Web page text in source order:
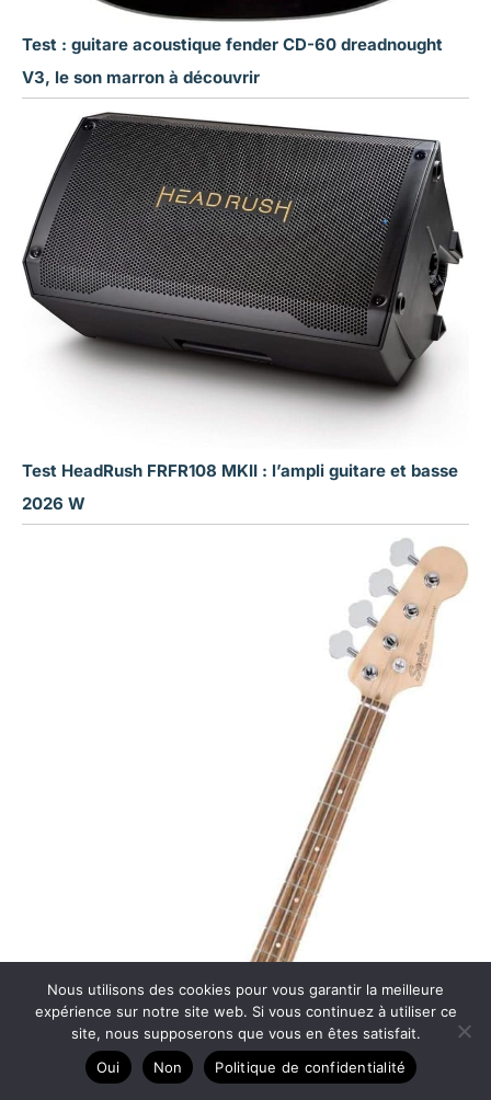
Test : guitare acoustique fender CD-60 dreadnought
V3, le son marron à découvrir
Test HeadRush FRFR108 MKII : l’ampli guitare et basse
2026 W
Nous utilisons des cookies pour vous garantir la meilleure
expérience sur notre site web. Si vous continuez à utiliser ce
site, nous supposerons que vous en êtes satisfait.
Oui
Non Politique de confidentialité